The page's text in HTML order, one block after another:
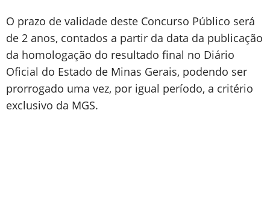
O prazo de validade deste Concurso Público será
de 2 anos, contados a partir da data da publicação
da homologação do resultado final no Diário
Oficial do Estado de Minas Gerais, podendo ser
prorrogado uma vez, por igual período, a critério
exclusivo da MGS.